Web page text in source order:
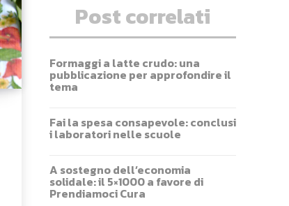
Post correlati
Formaggi a latte crudo: una
pubblicazione per approfondire il
tema
Fai la spesa consapevole: conclusi
i laboratori nelle scuole
A sostegno dell’economia
solidale: il 5×1000 a favore di
Prendiamoci Cura